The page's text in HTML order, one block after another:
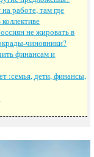
работе, там где
не жировать в
чиновники?
финансам и
:семья, дети, финансы,